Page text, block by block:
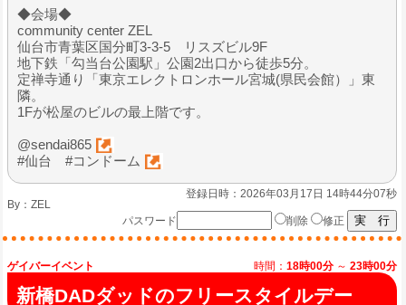
◆会場◆
community center ZEL
仙台市青葉区国分町3-3-5 リスズビル9F
地下鉄「勾当台公園駅」公園2出口から徒歩5分。
定禅寺通り「東京エレクトロンホール宮城(県民会館）」東
隣。
1Fが松屋のビルの最上階です。
@sendai865
#仙台 #コンドーム
登録日時：2026年03月17日 14時44分07秒
By： ZEL
パスワード
削除 修正
ゲイバーイベント 時間： 18時00分 ～ 23時00分
新橋DADダッドのフリースタイルデー